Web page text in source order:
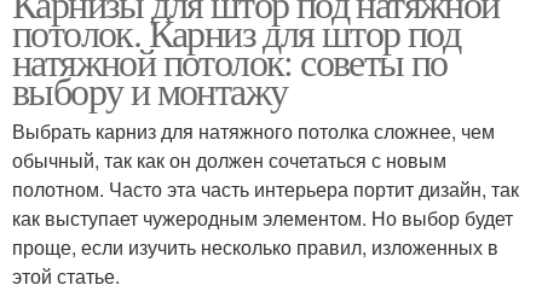
потолка
Потолочные карнизы
Карнизы для натяжных
потолков
Крепление для
натяжного потолка
Декоративный карниз
потолок. Карниз для штор под
натяжной потолок: советы по
выбору и монтажу
Выбрать карниз для натяжного потолка сложнее, чем
обычный, так как он должен сочетаться с новым
полотном. Часто эта часть интерьера портит дизайн, так
как выступает чужеродным элементом. Но выбор будет
проще, если изучить несколько правил, изложенных в
этой статье.